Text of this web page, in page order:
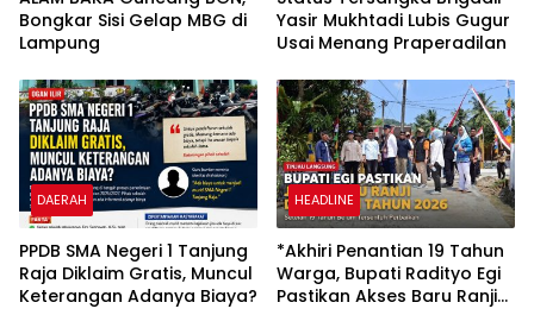
Bongkar Sisi Gelap MBG di
Lampung
Yasir Mukhtadi Lubis Gugur
Usai Menang Praperadilan
DAERAH
PPDB SMA Negeri 1 Tanjung
Raja Diklaim Gratis, Muncul
Keterangan Adanya Biaya?
HEADLINE
*Akhiri Penantian 19 Tahun
Warga, Bupati Radityo Egi
Pastikan Akses Baru Ranji